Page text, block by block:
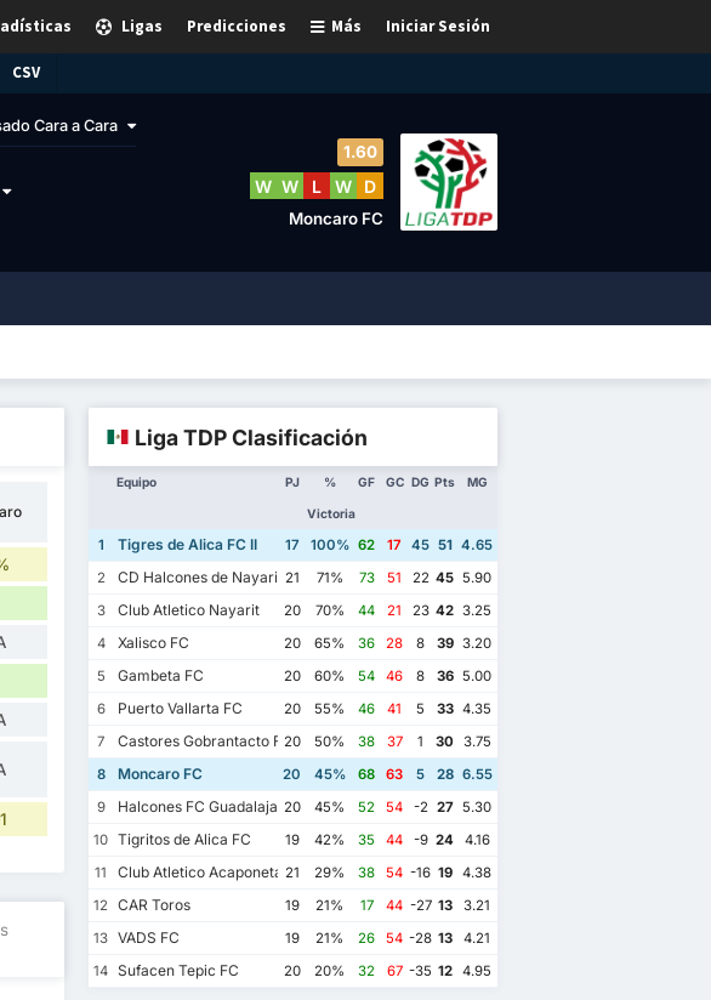
Iniciar Sesión
Más
Predicciones
Ligas
CSV
Cara a Cara
1.60
W W L W D
Moncaro FC
Liga TDP Clasificación
Equipo PJ %
Victoria
GF GC DG Pts MG
1 Tigres de Alica FC II 17 100% 62 17 45 51 4.65
2
CD Halcones de Nayarit 21 71% 73 51 22 45 5.90
3
Club Atletico Nayarit 20 70% 44 21 23 42 3.25
4
Xalisco FC 20 65% 36 28 8 39 3.20
5
Gambeta FC 20 60% 54 46 8 36 5.00
6
Puerto Vallarta FC 20 55% 46 41 5 33 4.35
7
Castores Gobrantacto FC20 50% 38 37 1 30 3.75
8
Moncaro FC 20 45% 68 63 5 28 6.55
9
Halcones FC Guadalajara20 45% 52 54 -2 27 5.30
10 Tigritos de Alica FC 19 42% 35 44 -9 24
4.16
11
Club Atletico Acaponeta 21 29% 38 54 -16 19
4.38
12
CAR Toros 19 21% 17 44 -27 13
3.21
13 VADS FC 19 21% 26 54 -28 13
4.21
14 Sufacen Tepic FC 20 20% 32 67 -35 12 4.95